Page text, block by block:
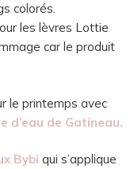
colorés.
les lèvres Lottie
car le produit
le printemps avec
d’eau de Gatineau.
Bybi qui s’applique